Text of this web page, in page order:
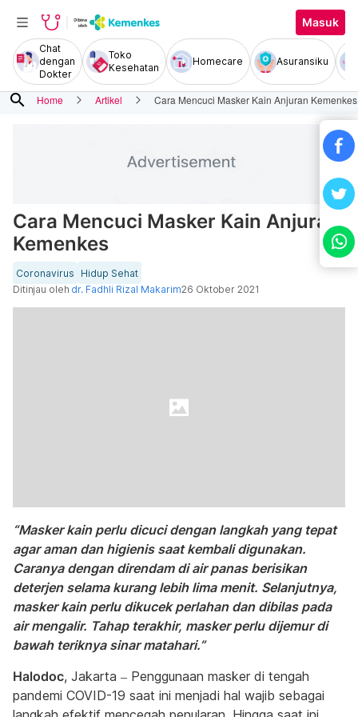
Masuk
Chat
dengan
Dokter
Toko
Kesehatan
Homecare Asuransiku
search Home Artikel Cara Mencuci Masker Kain Anjuran Kemenkes
Cara Mencuci Masker Kain Anjuran
Kemenkes
Coronavirus
Hidup Sehat
Ditinjau oleh dr. Fadhli Rizal Makarim26 Oktober 2021
“Masker kain perlu dicuci dengan langkah yang tepat
agar aman dan higienis saat kembali digunakan.
Caranya dengan direndam di air panas berisikan
deterjen selama kurang lebih lima menit. Selanjutnya,
masker kain perlu dikucek perlahan dan dibilas pada
air mengalir. Tahap terakhir, masker perlu dijemur di
bawah teriknya sinar matahari.”
Halodoc, Jakarta – Penggunaan masker di tengah
pandemi COVID-19 saat ini menjadi hal wajib sebagai